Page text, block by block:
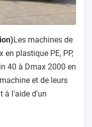
Les machines de
plastique PE, PP,
40 à Dmax 2000 en
et de leurs
à l'aide d'un